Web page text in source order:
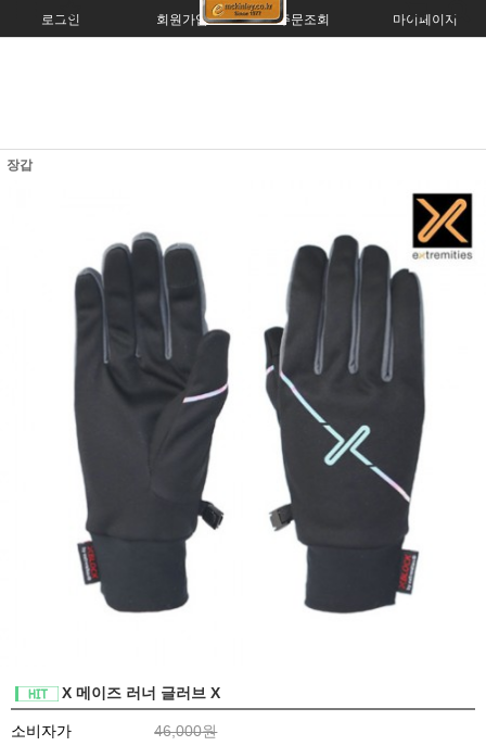
로그인 회원가입 주문조회 마이페이지
장갑
X 메이즈 러너 글러브 X
소비자가
46,000원